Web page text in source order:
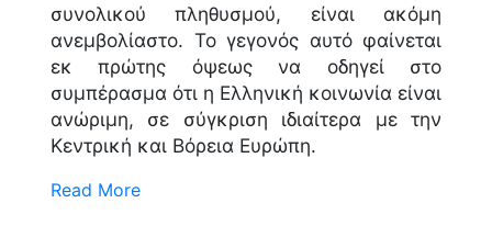
συνολικού πληθυσμού, είναι ακόμη
ανεμβολίαστο. Το γεγονός αυτό φαίνεται
εκ πρώτης όψεως να οδηγεί στο
συμπέρασμα ότι η Ελληνική κοινωνία είναι
ανώριμη, σε σύγκριση ιδιαίτερα με την
Κεντρική και Βόρεια Ευρώπη.
Read More